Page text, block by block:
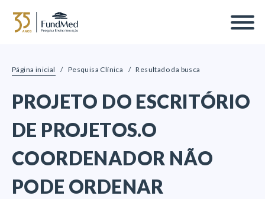
Página inicial / Pesquisa Clínica / Resultado da busca
PROJETO DO ESCRITÓRIO
DE PROJETOS.O
COORDENADOR NÃO
PODE ORDENAR